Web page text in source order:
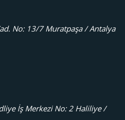
No: 13/7 Muratpaşa / Antalya
İş Merkezi No: 2 Haliliye /